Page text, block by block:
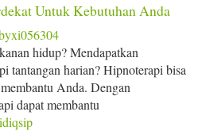
Untuk Kebutuhan Anda
hidup? Mendapatkan
tantangan harian? Hipnoterapi bisa
Anda. Dengan
dapat membantu